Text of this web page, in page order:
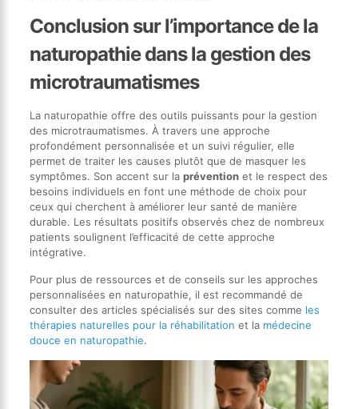
Conclusion sur l’importance de la
naturopathie dans la gestion des
microtraumatismes
La naturopathie offre des outils puissants pour la gestion
des microtraumatismes. À travers une approche
profondément personnalisée et un suivi régulier, elle
permet de traiter les causes plutôt que de masquer les
symptômes. Son accent sur la préventionet le respect des
besoins individuels en font une méthode de choix pour
ceux qui cherchent à améliorer leur santé de manière
durable. Les résultats positifs observés chez de nombreux
patients soulignent l’efficacité de cette approche
intégrative.
Pour plus de ressources et de conseils sur les approches
personnalisées en naturopathie, il est recommandé de
consulter des articles spécialisés sur des sites comme les
thérapies naturelles pour la réhabilitation et la médecine
douce en naturopathie.